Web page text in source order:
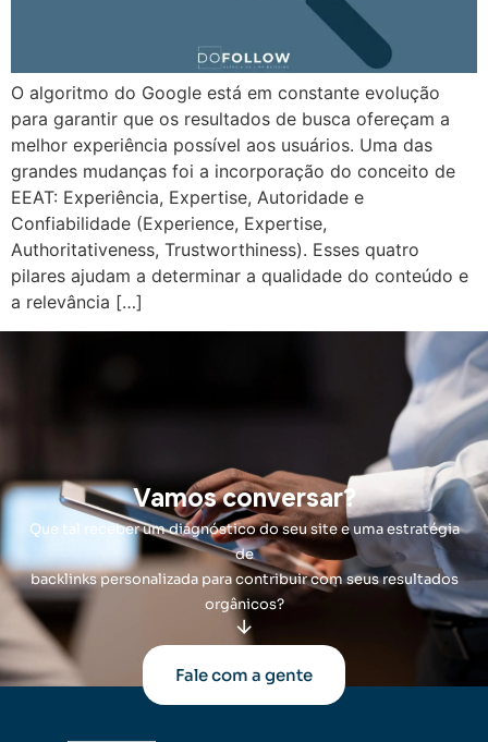
O algoritmo do Google está em constante evolução
para garantir que os resultados de busca ofereçam a
melhor experiência possível aos usuários. Uma das
grandes mudanças foi a incorporação do conceito de
EEAT: Experiência, Expertise, Autoridade e
Confiabilidade (Experience, Expertise,
Authoritativeness, Trustworthiness). Esses quatro
pilares ajudam a determinar a qualidade do conteúdo e
a relevância […]
Vamos conversar?
Que tal receber um diagnóstico do seu site e uma estratégia
de
backlinks personalizada para contribuir com seus resultados
orgânicos?
Fale com a gente